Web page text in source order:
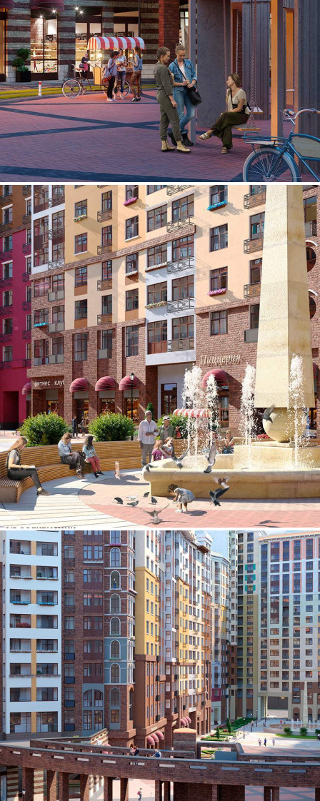
Продажа
105276 - Г. РАЗВИЛКА,
ПОСЕЛОК РАЗВИЛКА,
РИМСКИЙ ПРОЕЗД,
Д.5СТР1
Москва / Московская обл
Получить контакты Посмотреть на карте
Прямая продажа от застройщика! Кладовая номер 15.4 общей
площадью 4.6 кв.м. на 1-м этаже в ЖК «Римский».[#5159055#]
406 (+2)
Навигация
Характеристики
О помещении
Где находится
Контакты
Другие объявления
Характеристики помещения
№ объявления
105276
Дата размещения
01.09.2023
Город
Развилка
Адрес
поселок Развилка, Римский проезд, д.5стр1
Расположено
Этаж
1
Предлагается
Продажа
Желаемый / подходящий вид деятельности
Не указано
Назначение
Не указано
Размер площади (м2)
4.6
Цена за помещение
329 470 руб.
О помещении